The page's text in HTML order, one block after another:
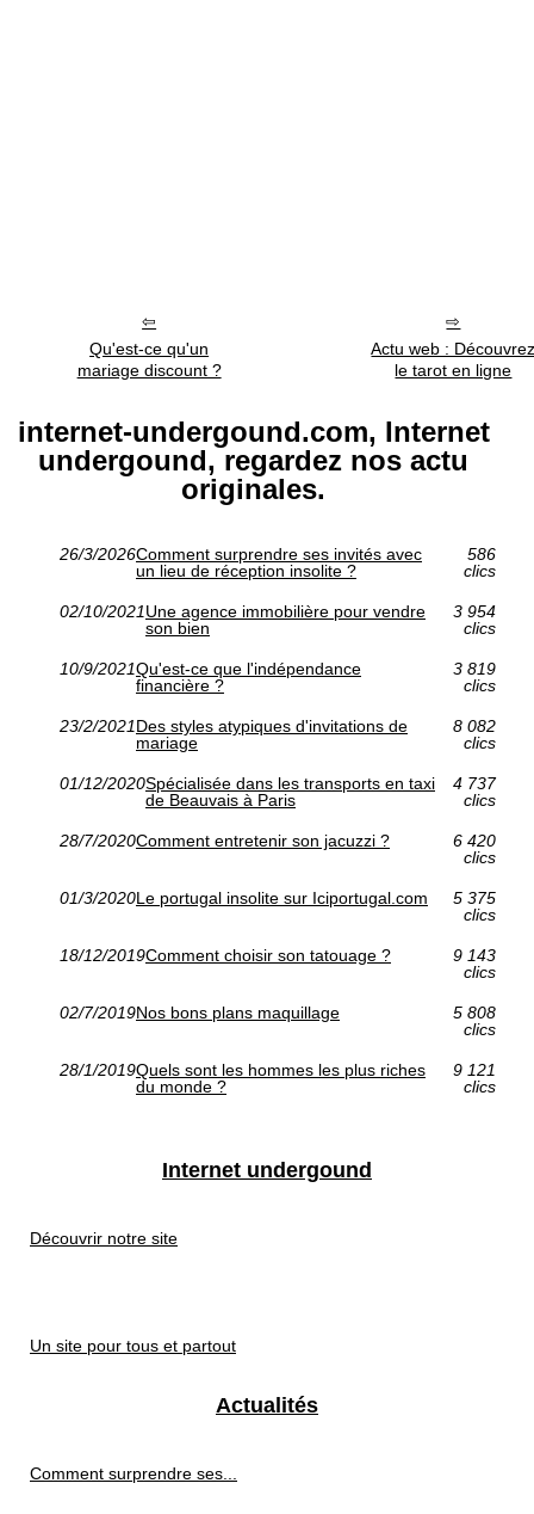
Qu'est-ce qu'un
mariage discount ?
Actu web :
le tarot en ligne
internet-undergound.com, Internet
undergound, regardez nos actu
originales.
26/3/2026Comment surprendre ses invités avec
un lieu de réception insolite ?
586
clics
02/10/2021Une agence immobilière pour vendre
son bien
3 954
clics
10/9/2021Qu'est-ce que l'indépendance
financière ?
3 819
clics
23/2/2021Des styles atypiques d'invitations de
mariage
8 082
clics
01/12/2020Spécialisée dans les transports en taxi
de Beauvais à Paris
4 737
clics
28/7/2020Comment entretenir son jacuzzi ?
6 420
clics
01/3/2020Le portugal insolite sur Iciportugal.com
5 375
clics
18/12/2019Comment choisir son tatouage ?
9 143
clics
02/7/2019Nos bons plans maquillage
5 808
clics
28/1/2019Quels sont les hommes les plus riches
du monde ?
9 121
clics
Internet undergound
Découvrir notre site
Un site pour tous et partout
Actualités
Comment surprendre ses...